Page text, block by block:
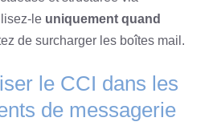
le uniquement quand
de surcharger les boîtes mail.
le CCI dans les
de messagerie